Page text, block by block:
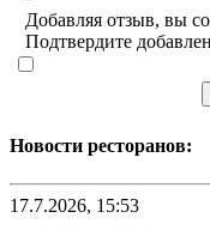
Добавляя отзыв, вы
Подтвердите
Новости ресторанов:
17.7.2026, 15:53